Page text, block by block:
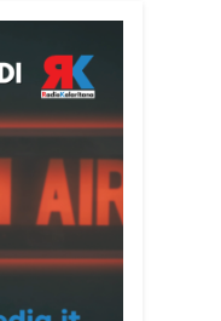
anche ai
alla
(MEM),
monsignor
il ruolo
di ponti tra
Città della
che